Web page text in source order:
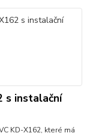
s instalační
KD-X162, které má